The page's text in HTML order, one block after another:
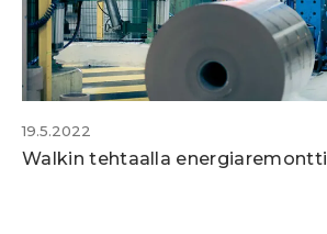
19.5.2022
Walkin tehtaalla energiaremontti